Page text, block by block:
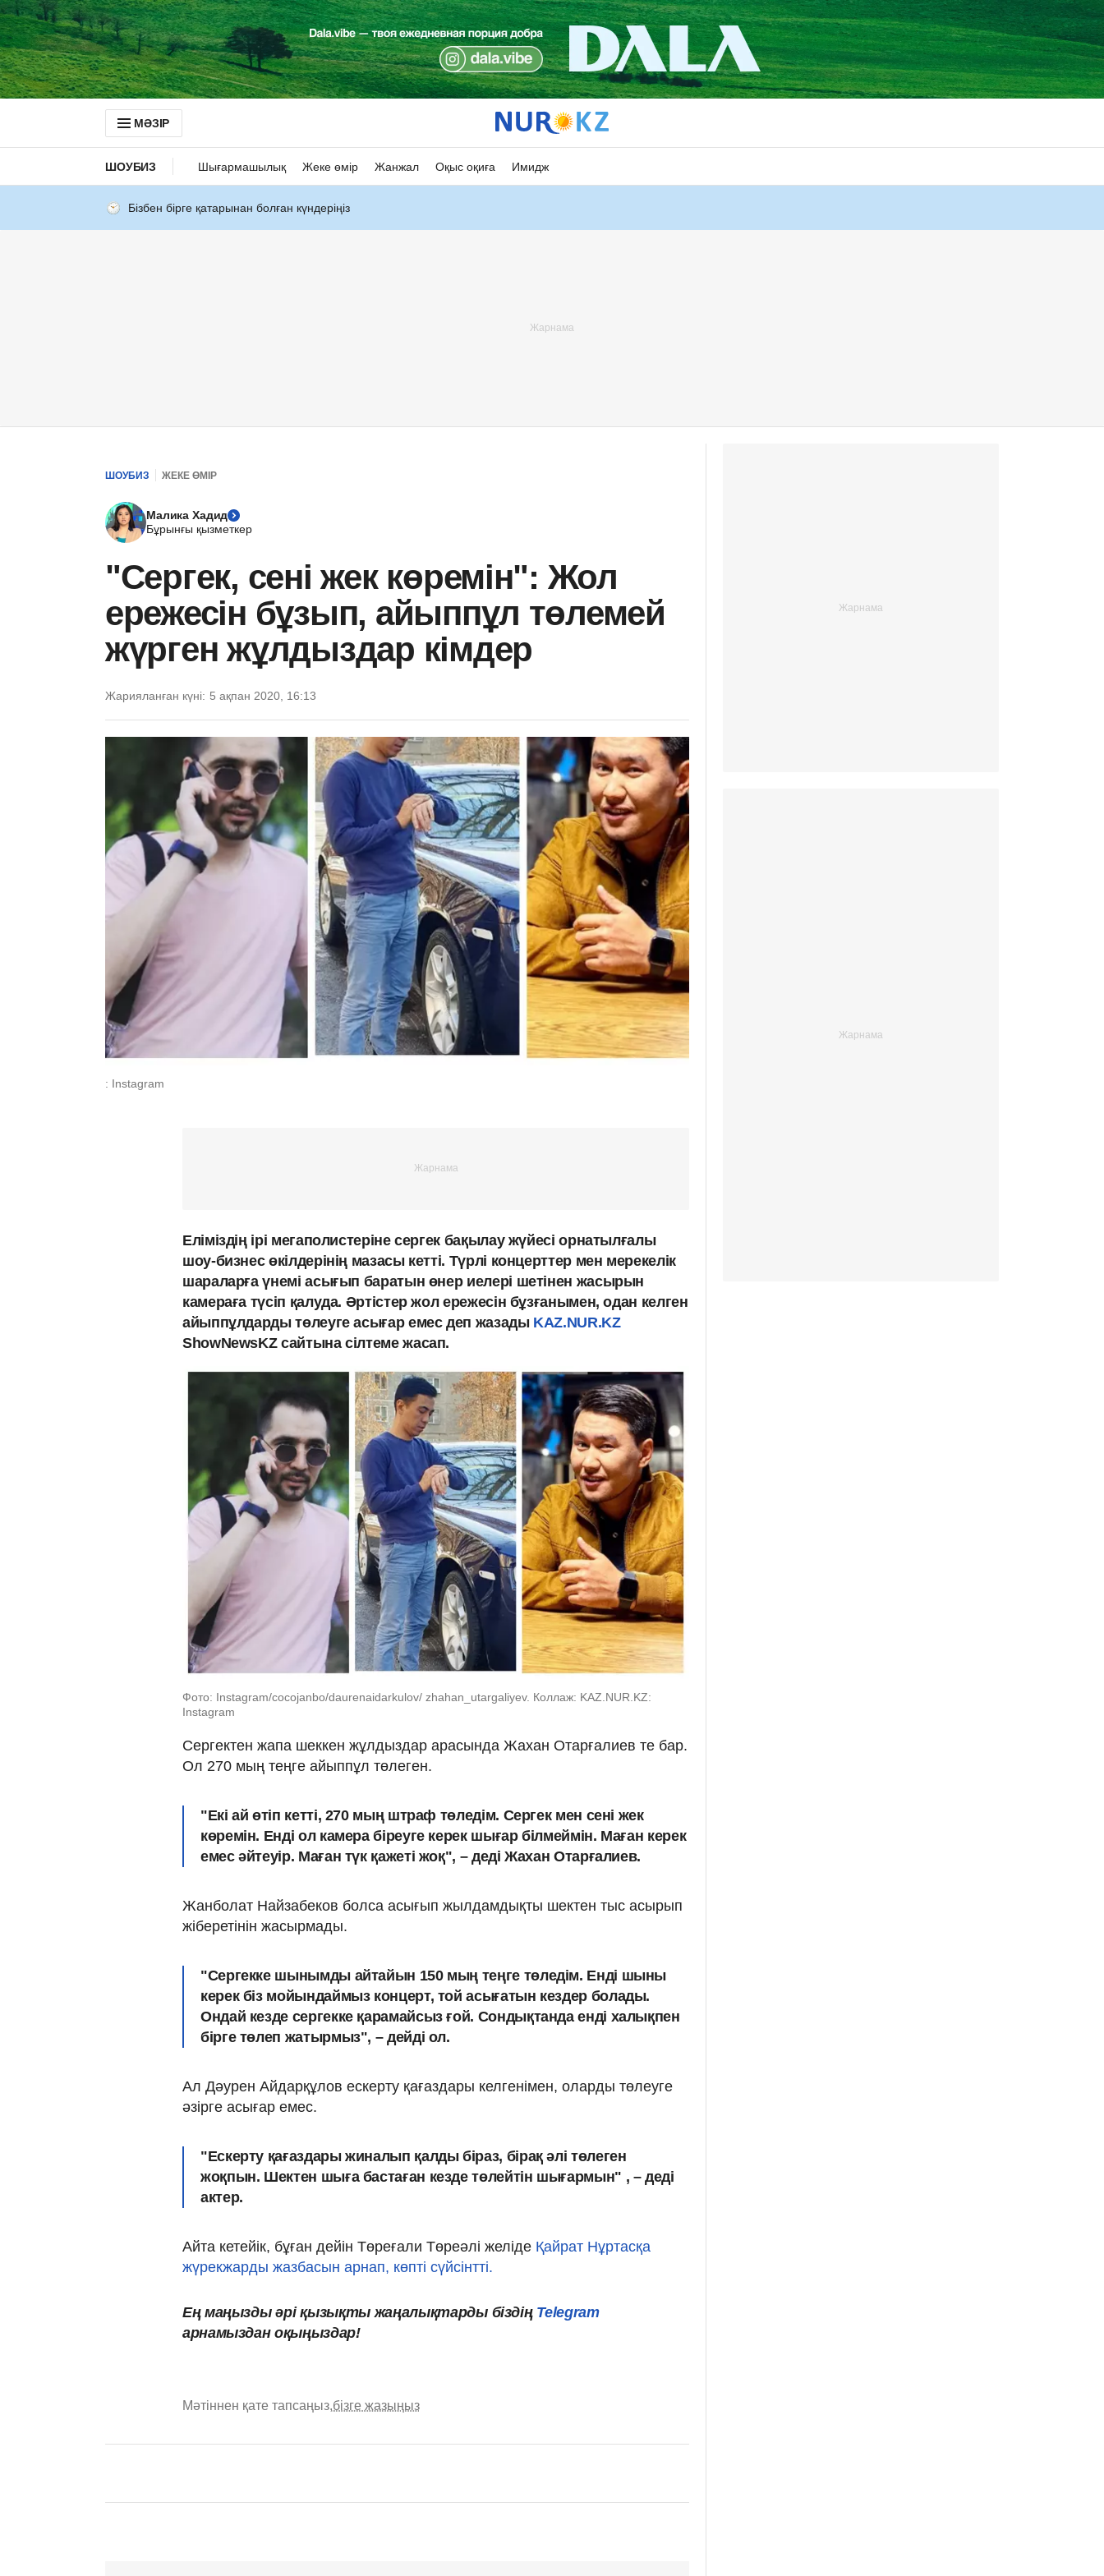
МӘЗІР
ШОУБИЗ Шығармашылық Жеке өмір Жанжал Оқыс оқиға Имидж
Бізбен бірге қатарынан болған күндеріңіз
ШОУБИЗ ЖЕКЕ ӨМІР
Малика Хадид
Бұрынғы қызметкер
"Сергек, сені жек көремін": Жол
ережесін бұзып, айыппұл төлемей
жүрген жұлдыздар кімдер
Жарияланған күні: 5 ақпан 2020, 16:13
: Instagram
Еліміздің ірі мегаполистеріне сергек бақылау жүйесі орнатылғалы
шоу-бизнес өкілдерінің мазасы кетті. Түрлі концерттер мен мерекелік
шараларға үнемі асығып баратын өнер иелері шетінен жасырын
камераға түсіп қалуда. Әртістер жол ережесін бұзғанымен, одан келген
айыппұлдарды төлеуге асығар емес деп жазады KAZ.NUR.KZ
ShowNewsKZ сайтына сілтеме жасап.
Фото: Instagram/cocojanbo/daurenaidarkulov/ zhahan_utargaliyev. Коллаж: KAZ.NUR.KZ:
Instagram
Сергектен жапа шеккен жұлдыздар арасында Жахан Отарғалиев те бар.
Ол 270 мың теңге айыппұл төлеген.
"Екі ай өтіп кетті, 270 мың штраф төледім. Сергек мен сені жек
көремін. Енді ол камера біреуге керек шығар білмеймін. Маған керек
емес әйтеуір. Маған түк қажеті жоқ", – деді Жахан Отарғалиев.
Жанболат Найзабеков болса асығып жылдамдықты шектен тыс асырып
жіберетінін жасырмады.
"Сергекке шынымды айтайын 150 мың теңге төледім. Енді шыны
керек біз мойындаймыз концерт, той асығатын кездер болады.
Ондай кезде сергекке қарамайсыз ғой. Сондықтанда енді халықпен
бірге төлеп жатырмыз", – дейді ол.
Ал Дәурен Айдарқұлов ескерту қағаздары келгенімен, оларды төлеуге
әзірге асығар емес.
"Ескерту қағаздары жиналып қалды біраз, бірақ әлі төлеген
жоқпын. Шектен шыға бастаған кезде төлейтін шығармын" , – деді
актер.
Айта кетейік, бұған дейін Төреғали Төреәлі желіде Қайрат Нұртасқа
жүрекжарды жазбасын арнап, көпті сүйсінтті.
Ең маңызды әрі қызықты жаңалықтарды біздің Telegram
арнамыздан оқыңыздар!
Мәтіннен қате тапсаңыз,бізге жазыңыз